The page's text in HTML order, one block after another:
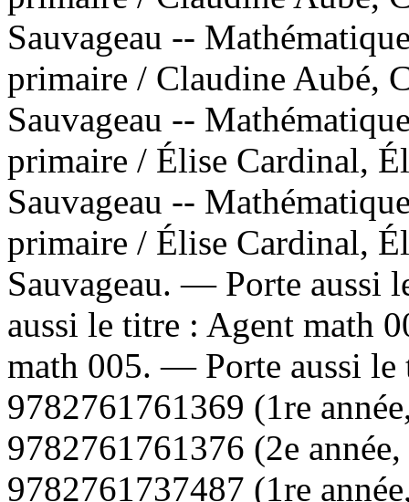
Sauvageau --
primaire / Claudine Aubé,
Sauvageau --
primaire / Élise Cardinal,
Sauvageau --
primaire / Élise Cardinal,
Sauvageau. — Porte aussi
aussi le titre : Agent math
math 005. — Porte aussi
9782761761369 (1re
9782761761376 (2e
9782761737487 (1re